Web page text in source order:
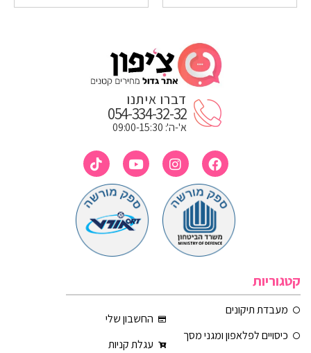
דברו איתנו
054-334-32-32
א'-ה': 09:00-15:30
קטגוריות
מעבדת תיקונים
כיסויים לפלאפון ומגני מסך
החשבון שלי
עגלת קניות